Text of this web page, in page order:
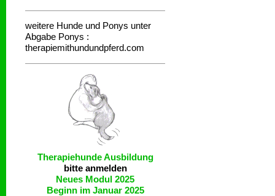
weitere Hunde und Ponys unter
Abgabe Ponys :
therapiemithundundpferd.com
Therapiehunde Ausbildung
bitte anmelden
Neues Modul 2025
Beginn im Januar 2025